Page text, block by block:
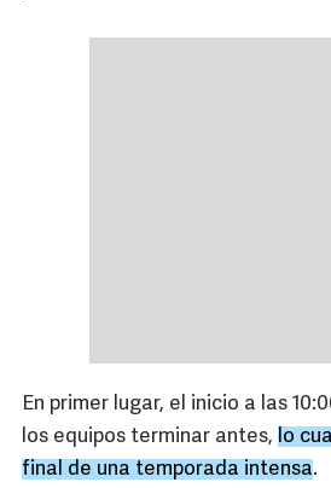
En primer lugar, el inicio a las
los equipos terminar antes, lo
final de una temporada intensa.